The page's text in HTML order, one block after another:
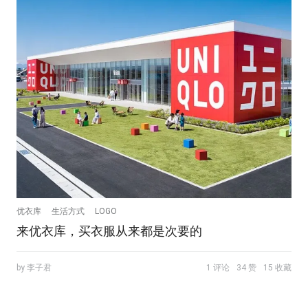
优衣库 生活方式 LOGO
来优衣库，买衣服从来都是次要的
by 李子君 1 评论 34 赞 15 收藏